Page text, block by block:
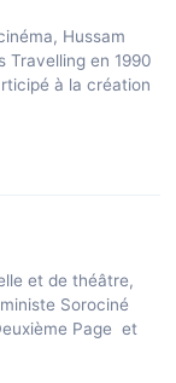
Hussam
Travelling en 1990
à la création
et de théâtre,
Sorociné
Page et